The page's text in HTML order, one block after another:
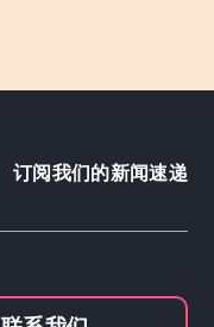
订阅我们的新闻速递